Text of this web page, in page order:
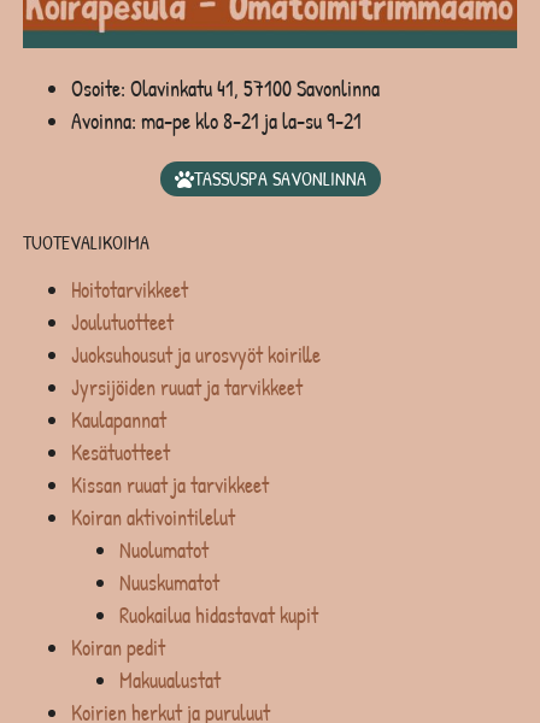
Osoite: Olavinkatu 41, 57100 Savonlinna
Avoinna: ma-pe klo 8-21 ja la-su 9-21
TASSUSPA SAVONLINNA
TUOTEVALIKOIMA
Hoitotarvikkeet
Joulutuotteet
Juoksuhousut ja urosvyöt koirille
Jyrsijöiden ruuat ja tarvikkeet
Kaulapannat
Kesätuotteet
Kissan ruuat ja tarvikkeet
Koiran aktivointilelut
Nuolumatot
Nuuskumatot
Ruokailua hidastavat kupit
Koiran pedit
Makuualustat
Koirien herkut ja puruluut